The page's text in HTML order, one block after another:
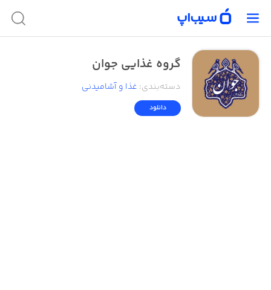
گروه غذایی جوان
دسته‌بندی: غذا و آشامیدنی
دانلود